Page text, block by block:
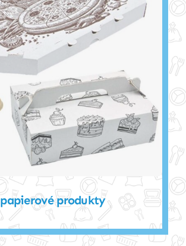
papierové produkty